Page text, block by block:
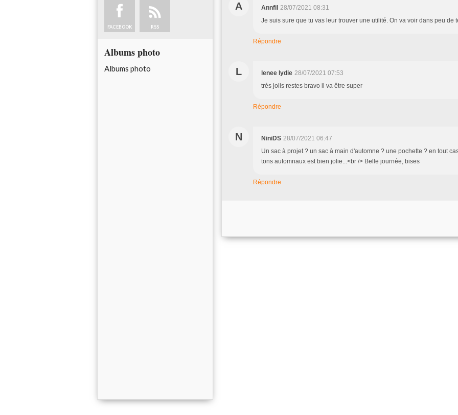
FACEBOOK RSS
Albums photo
Albums photo
A Annfil 28/07/2021 08:31
Je suis sure que tu vas leur trouver une utilité. On va voir dans peu de
Répondre
L lenee lydie 28/07/2021 07:53
très jolis restes bravo il va être super
Répondre
N NiniDS 28/07/2021 06:47
Un sac à projet ? un sac à main d'automne ? une pochette ? en tout
tons automnaux est bien jolie...<br /> Belle journée, bises
Répondre